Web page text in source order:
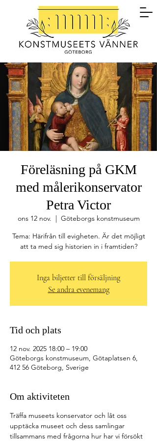
Föreläsning på GKM
med målerikonservator
Petra Victor
ons 12 nov.
  |
Göteborgs konstmuseum
Tema: Härifrån till evigheten. Är det möjligt
att ta med sig historien in i framtiden?
Inga biljetter till försäljning
Se andra evenemang
Tid och plats
12 nov. 2025 18:00 – 19:00
Göteborgs konstmuseum, Götaplatsen 6,
412 56 Göteborg, Sverige
Om aktiviteten
Träffa museets konservator och låt oss
upptäcka museet och dess samlingar
tillsammans med frågorna hur har vi försökt